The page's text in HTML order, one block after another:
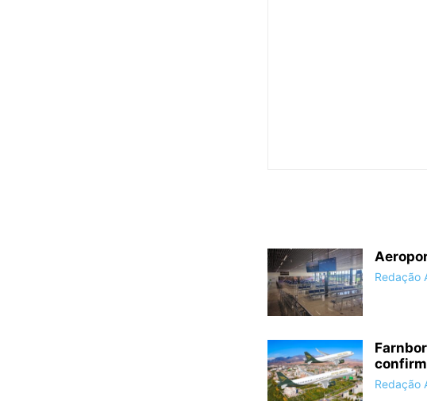
Redação
Redação